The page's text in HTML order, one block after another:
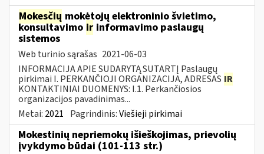
Mokesčių mokėtojų elektroninio švietimo,
konsultavimo ir informavimo paslaugų
sistemos
Web turinio sąrašas 2021-06-03
INFORMACIJA APIE SUDARYTĄ SUTARTĮ Paslaugų
pirkimai I. PERKANČIOJI ORGANIZACIJA, ADRESAS IR
KONTAKTINIAI DUOMENYS: I.1. Perkančiosios
organizacijos pavadinimas...
Metai: 2021 Pagrindinis:Viešieji pirkimai
Mokestinių nepriemokų išieškojimas, prievolių
įvykdymo būdai (101-113 str.)